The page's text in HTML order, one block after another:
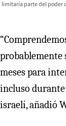
limitaría parte del poder
probablemente
meses para
incluso durante
israelí, añadió